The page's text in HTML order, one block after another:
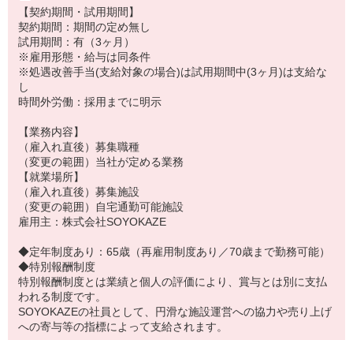
【契約期間・試用期間】
契約期間：期間の定め無し
試用期間：有（3ヶ月）
※雇用形態・給与は同条件
※処遇改善手当(支給対象の場合)は試用期間中(3ヶ月)は支給な
し
時間外労働：採用までに明示
【業務内容】
（雇入れ直後）募集職種
（変更の範囲）当社が定める業務
【就業場所】
（雇入れ直後）募集施設
（変更の範囲）自宅通勤可能施設
雇用主：株式会社SOYOKAZE
◆定年制度あり：65歳（再雇用制度あり／70歳まで勤務可能）
◆特別報酬制度
特別報酬制度とは業績と個人の評価により、賞与とは別に支払
われる制度です。
SOYOKAZEの社員として、円滑な施設運営への協力や売り上げ
への寄与等の指標によって支給されます。